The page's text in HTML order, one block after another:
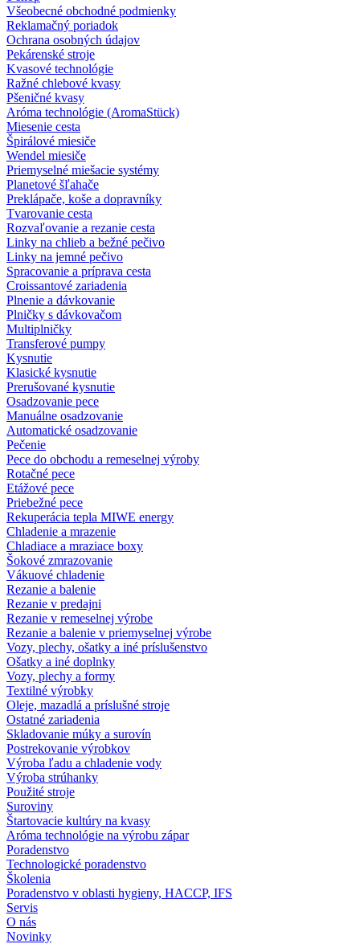
Všeobecné obchodné podmienky
Reklamačný poriadok
Ochrana osobných údajov
Pekárenské stroje
Kvasové technológie
Ražné chlebové kvasy
Pšeničné kvasy
Aróma technológie (AromaStück)
Miesenie cesta
Špirálové miesiče
Wendel miesiče
Priemyselné miešacie systémy
Planetové šľahače
Preklápače, koše a dopravníky
Tvarovanie cesta
Rozvaľovanie a rezanie cesta
Linky na chlieb a bežné pečivo
Linky na jemné pečivo
Spracovanie a príprava cesta
Croissantové zariadenia
Plnenie a dávkovanie
Plničky s dávkovačom
Multiplničky
Transferové pumpy
Kysnutie
Klasické kysnutie
Prerušované kysnutie
Osadzovanie pece
Manuálne osadzovanie
Automatické osadzovanie
Pečenie
Pece do obchodu a remeselnej výroby
Rotačné pece
Etážové pece
Priebežné pece
Rekuperácia tepla MIWE energy
Chladenie a mrazenie
Chladiace a mraziace boxy
Šokové zmrazovanie
Vákuové chladenie
Rezanie a balenie
Rezanie v predajni
Rezanie v remeselnej výrobe
Rezanie a balenie v priemyselnej výrobe
Vozy, plechy, ošatky a iné príslušenstvo
Ošatky a iné doplnky
Vozy, plechy a formy
Textilné výrobky
Oleje, mazadlá a príslušné stroje
Ostatné zariadenia
Skladovanie múky a surovín
Postrekovanie výrobkov
Výroba ľadu a chladenie vody
Výroba strúhanky
Použité stroje
Suroviny
Štartovacie kultúry na kvasy
Aróma technológie na výrobu zápar
Poradenstvo
Technologické poradenstvo
Školenia
Poradenstvo v oblasti hygieny, HACCP, IFS
Servis
O nás
Novinky